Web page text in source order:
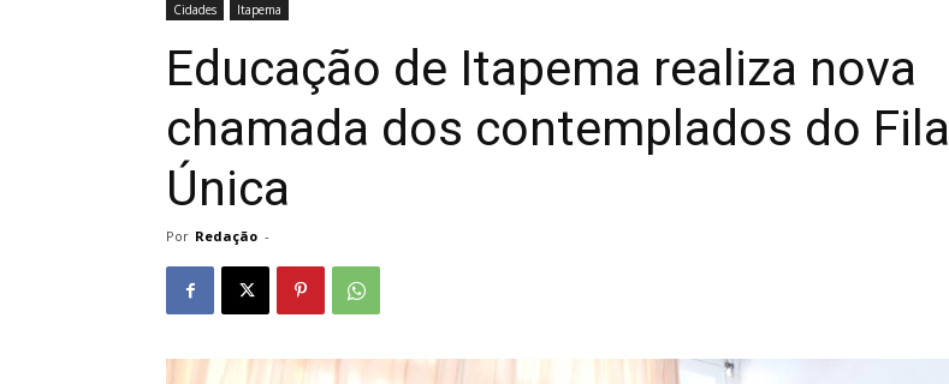
Cidades Itapema
Educação de Itapema realiza nova
chamada dos contemplados do Fila
Única
Por Redação -